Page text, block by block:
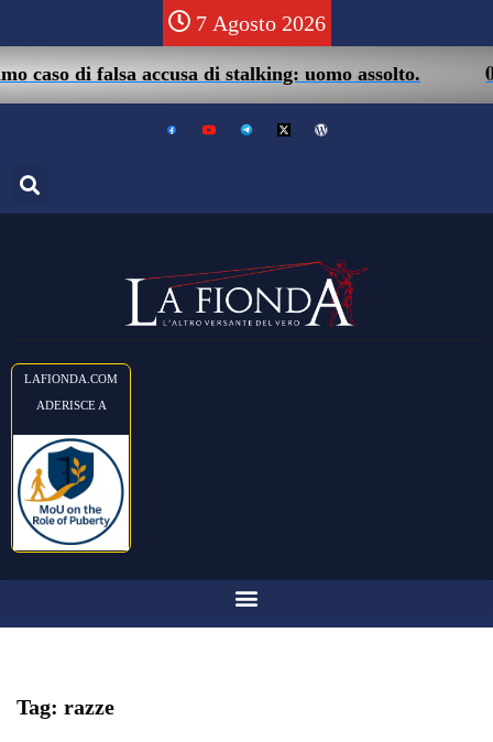
7 Agosto 2026
di falsa accusa di stalking: uomo assolto. 05/
LAFIONDA.COM
ADERISCE A
Tag: razze